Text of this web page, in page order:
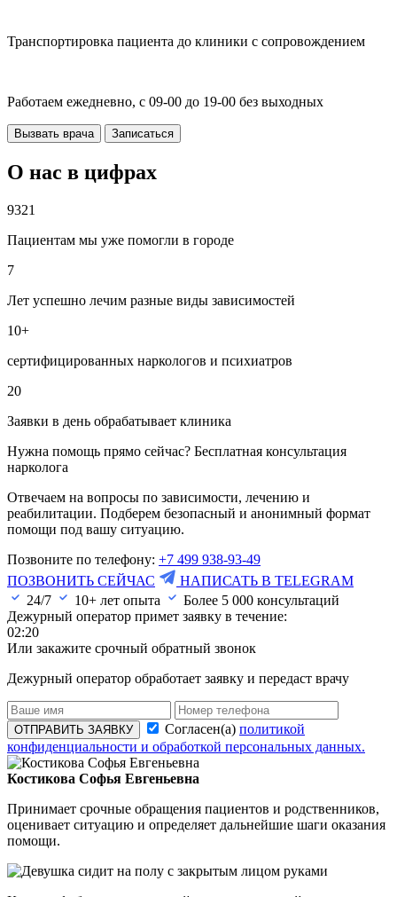
Транспортировка пациента до клиники с сопровождением
Работаем ежедневно, с 09-00 до 19-00 без выходных
Вызвать врача Записаться
О нас в цифрах
9321
Пациентам мы уже помогли в городе
7
Лет успешно лечим разные виды зависимостей
10+
сертифицированных наркологов и психиатров
20
Заявки в день обрабатывает клиника
Нужна помощь прямо сейчас? Бесплатная консультация
нарколога
Отвечаем на вопросы по зависимости, лечению и
реабилитации. Подберем безопасный и анонимный формат
помощи под вашу ситуацию.
Позвоните по телефону: +7 499 938-93-49
ПОЗВОНИТЬ СЕЙЧАС
НАПИСАТЬ В TELEGRAM
24/7
10+ лет опыта Более 5 000 консультаций
Дежурный оператор примет заявку в течение:
02:20
Или закажите срочный обратный звонок
Дежурный оператор обработает заявку и передаст врачу
ОТПРАВИТЬ ЗАЯВКУ Согласен(а) политикой
конфиденциальности и обработкой персональных данных.
Костикова Софья Евгеньевна
Принимает срочные обращения пациентов и родственников,
оценивает ситуацию и определяет дальнейшие шаги оказания
помощи.